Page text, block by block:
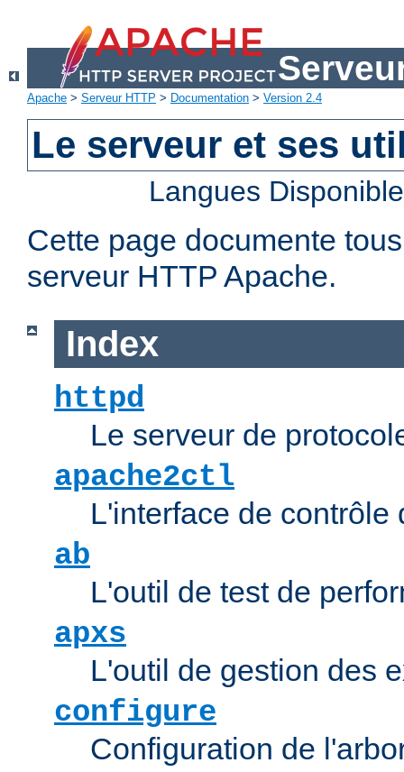
Apache > Serveur HTTP > Documentation > Version 2.4
Le serveur et ses
Langues
Cette page documente
serveur HTTP Apache.
Index
httpd
Le serveur de
apache2ctl
L'interface de contrôle
ab
L'outil de test de
apxs
L'outil de gestion des
configure
Configuration de